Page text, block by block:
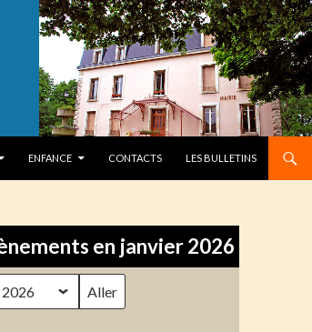
ENFANCE CONTACTS LES BULLETINS
en janvier 2026